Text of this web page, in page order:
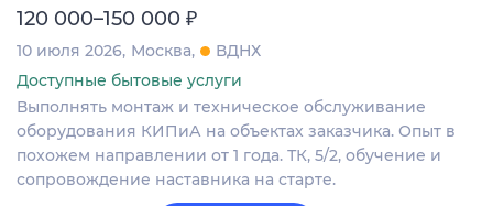
120 000–150 000 ₽
10 июля 2026 Москва
ВДНХ
Доступные бытовые услуги
Выполнять монтаж и техническое обслуживание
оборудования КИПиА на объектах заказчика. Опыт в
похожем направлении от 1 года. ТК, 5/2, обучение и
сопровождение наставника на старте.